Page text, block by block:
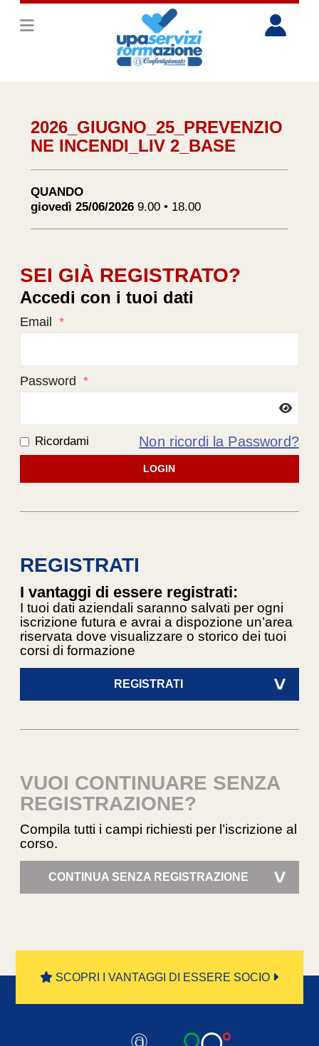
2026_GIUGNO_25_PREVENZIO
NE INCENDI_LIV 2_BASE
QUANDO
giovedì 25/06/2026 9.00 • 18.00
SEI GIÀ REGISTRATO?
Accedi con i tuoi dati
Email *
Password *
Ricordami Non ricordi la Password?
LOGIN
REGISTRATI
I vantaggi di essere registrati:
I tuoi dati aziendali saranno salvati per ogni
iscrizione futura e avrai a dispozione un’area
riservata dove visualizzare o storico dei tuoi
corsi di formazione
REGISTRATI >
VUOI CONTINUARE SENZA
REGISTRAZIONE?
Compila tutti i campi richiesti per l’iscrizione al
corso.
CONTINUA SENZA REGISTRAZIONE >
SCOPRI I VANTAGGI DI ESSERE SOCIO